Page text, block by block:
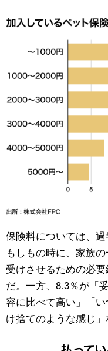
保険料については、過
もしもの時に、家族
受けさせるための必
だ。一方、8.3％が「
容に比べて高い」「
け捨てのような感じ」